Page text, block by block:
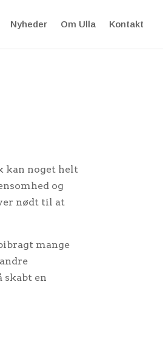
Nyheder Om Ulla Kontakt
kan noget helt
og
nødt til at
mange
skabt en